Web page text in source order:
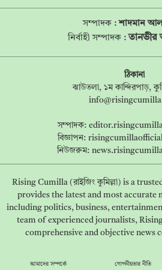
সম্পাদক :শাদমান
নির্বাহী সম্পাদক :
ঠিকানা
ঝাউতলা, ১ম কান্দিরপাড়,
সম্পাদক:
বিজ্ঞাপন:
নিউজরুম:
Rising Cumilla (রাইজিং কুমিল্লা) is a
provides the latest and most accurate
including politics, business,
team of experienced journalists,
comprehensive and objective news
আমাদের সম্পর্কে গোপনীয়তার নীতি